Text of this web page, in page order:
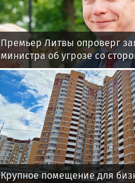
Премьер Литвы опроверг
министра об угрозе со
Крупное помещение для